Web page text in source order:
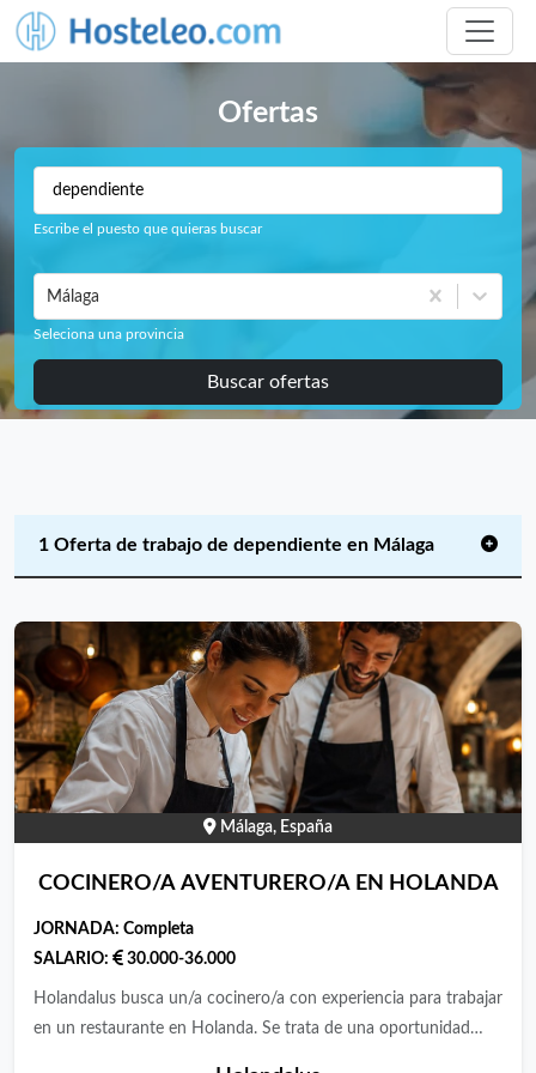
Ofertas
Escribe el puesto que quieras buscar
Málaga
Seleciona una provincia
Buscar ofertas
1 Oferta de trabajo de dependiente en Málaga
Málaga, España
COCINERO/A AVENTURERO/A EN HOLANDA
JORNADA: Completa
SALARIO:
30.000-36.000
Holandalus busca un/a cocinero/a con experiencia para trabajar
en un restaurante en Holanda. Se trata de una oportunidad